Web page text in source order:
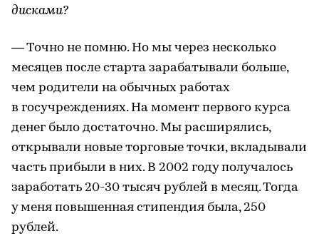
дисками?
— Точно не помню. Но мы через несколько
месяцев после старта зарабатывали больше,
чем родители на обычных работах
в госучреждениях. На момент первого курса
денег было достаточно. Мы расширялись,
открывали новые торговые точки, вкладывали
часть прибыли в них. В 2002 году получалось
заработать 20-30 тысяч рублей в месяц. Тогда
у меня повышенная стипендия была, 250
рублей.